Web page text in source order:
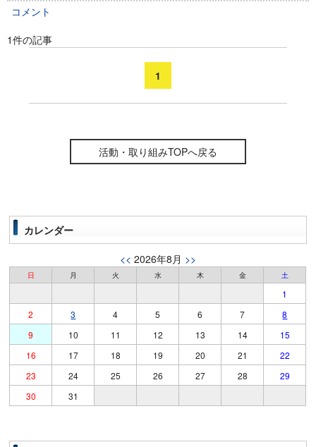
コメント
1件の記事
1
活動・取り組みTOPへ戻る
カレンダー
<< 2026年8月 >>
日 月 火 水 木 金 土
1
2
3 4 5 6 7
8
9
10 11 12 13 14
15
16
17 18 19 20 21
22
23
24 25 26 27 28
29
30
31